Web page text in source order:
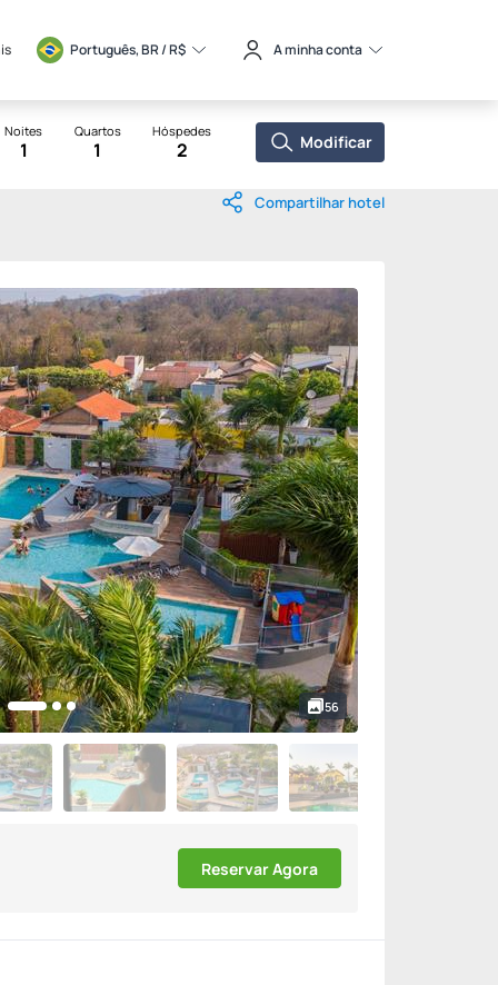
Português, BR / R$ A minha conta
Noites
1
Quartos
1
Hóspedes
2 Modificar
Compartilhar hotel
56
Reservar Agora